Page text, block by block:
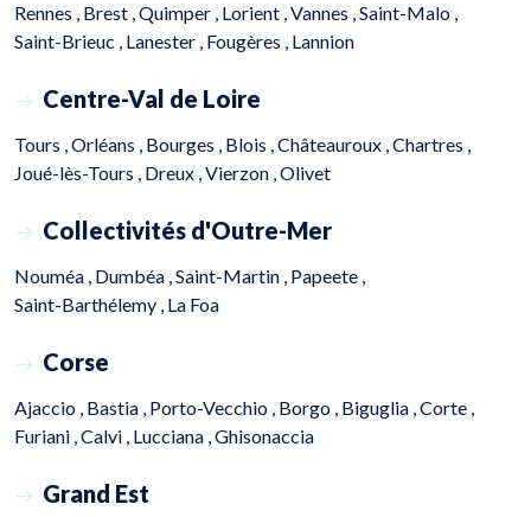
Rennes , Brest ,Quimper , Lorient ,Vannes ,Saint-Malo ,
Saint-Brieuc , Lanester , Fougères , Lannion
Centre-Val de Loire
Tours ,Orléans , Bourges , Blois ,Châteauroux ,Chartres ,
Joué-lès-Tours , Dreux ,Vierzon ,Olivet
Collectivités d'Outre-Mer
Nouméa , Dumbéa ,Saint-Martin , Papeete ,
Saint-Barthélemy , La Foa
Corse
Ajaccio , Bastia , Porto-Vecchio , Borgo , Biguglia ,Corte ,
Furiani ,Calvi , Lucciana ,Ghisonaccia
Grand Est